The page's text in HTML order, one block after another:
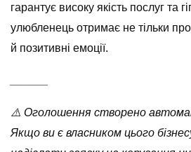
гарантує високу якість послуг та
улюбленець отримає не тільки
й позитивні емоції.
⚠️ Оголошення створено
Якщо ви є власником цього